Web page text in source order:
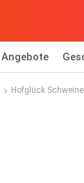
Angebote
Hofglück